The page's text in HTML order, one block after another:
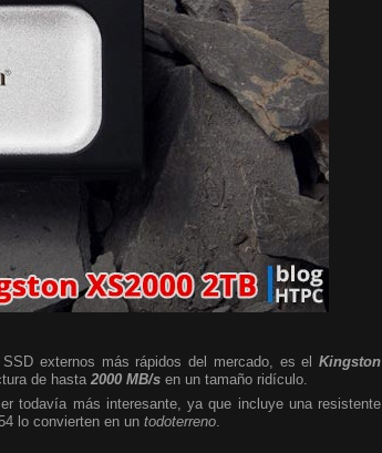
externos más rápidos del mercado, es el Kingston
de hasta 2000 MB/s en un tamaño ridículo.
todavía más interesante, ya que incluye una resistente
lo convierten en un todoterreno.